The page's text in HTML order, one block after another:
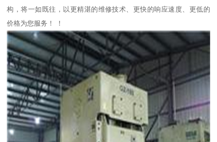
构，将一如既往，以更精湛的维修技术、更快的响应速度、更低的
价格为您服务！ ！